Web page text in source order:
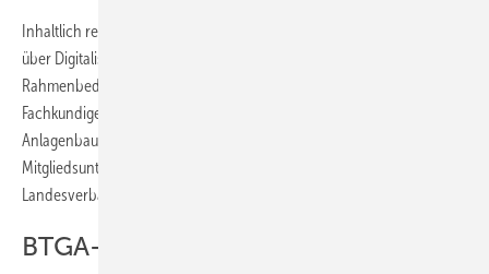
Inhaltlich reicht das Spektrum der Beiträge von Trinkwasserhygiene
über Digitalisierung bis hin zu rechtlichen und wirtschaftlichen
Rahmenbedingungen. Die Autorenschaft ist breit gefächert: Neben
Fachkundigen aus Wissenschaft und Forschung sind Profis aus dem
Anlagenbau und der Industrie vertreten, aus den
Mitgliedsunternehmen der BTGA-Organisation, ihren
Landesverbänden und aus der Geschäftsstelle des BTGA.
BTGA-Almanach kostenfrei bestellen